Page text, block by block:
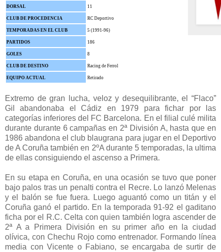
DORSAL 11
CLUB DE PROCEDENCIA RC Deportivo
TEMPORADAS EN EL CLUB 5 (1991-96)
PARTIDOS 186
GOLES 8
CLUB DE DESTINO Racing de Ferrol
EQUIPO ACTUAL Retirado
Extremo de gran lucha, veloz y desequilibrante, el “Flaco”
Gil abandonaba el Cádiz en 1979 para fichar por las
categorías inferiores del FC Barcelona. En el filial culé milita
durante durante 6 campañas en 2ª División A, hasta que en
1986 abandona el club blaugrana para jugar en el Deportivo
de A Coruña también en 2ºA durante 5 temporadas, la ultima
de ellas consiguiendo el ascenso a Primera.
En su etapa en Coruña, en una ocasión se tuvo que poner
bajo palos tras un penalti contra el Recre. Lo lanzó Melenas
y el balón se fue fuera. Luego aguantó como un titán y el
Coruña ganó el partido. En la temporada 91-92 el gaditano
ficha por el R.C. Celta con quien también logra ascender de
2ª A a Primera División en su primer año en la ciudad
olívica, con Chechu Rojo como entrenador. Formando línea
media con Vicente o Fabiano, se encargaba de surtir de